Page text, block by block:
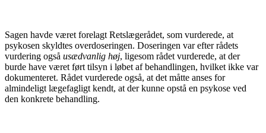
Sagen havde været forelagt Retslægerådet, som vurderede, at
psykosen skyldtes overdoseringen. Doseringen var efter rådets
vurdering også usædvanlig høj, ligesom rådet vurderede, at der
burde have været ført tilsyn i løbet af behandlingen, hvilket ikke var
dokumenteret. Rådet vurderede også, at det måtte anses for
almindeligt lægefagligt kendt, at der kunne opstå en psykose ved
den konkrete behandling.